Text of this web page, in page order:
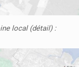
local (détail) :